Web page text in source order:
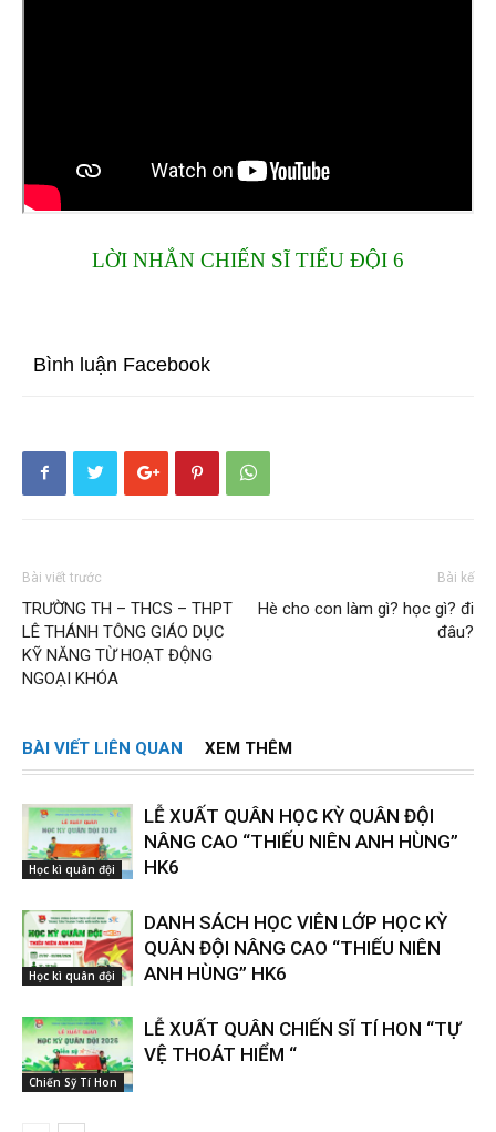
LỜI NHẮN CHIẾN SĨ TIỂU ĐỘI 6
Bình luận Facebook
Bài viết trước
TRƯỜNG TH – THCS – THPT
LÊ THÁNH TÔNG GIÁO DỤC
KỸ NĂNG TỪ HOẠT ĐỘNG
NGOẠI KHÓA
Bài kế
Hè cho con làm gì? học gì? đi
đâu?
BÀI VIẾT LIÊN QUAN XEM THÊM
Học kì quân đội
LỄ XUẤT QUÂN HỌC KỲ QUÂN ĐỘI
NÂNG CAO “THIẾU NIÊN ANH HÙNG”
HK6
Học kì quân đội
DANH SÁCH HỌC VIÊN LỚP HỌC KỲ
QUÂN ĐỘI NÂNG CAO “THIẾU NIÊN
ANH HÙNG” HK6
Chiến Sỹ Tí Hon
LỄ XUẤT QUÂN CHIẾN SĨ TÍ HON “TỰ
VỆ THOÁT HIỂM “